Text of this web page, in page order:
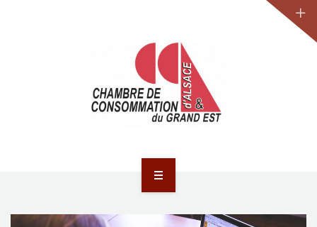
ACTUALITÉS